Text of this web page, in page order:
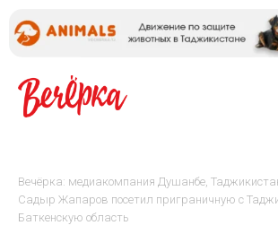
Вечёрка: медиакомпания Душанбе,
Садыр Жапаров посетил приграничную с
Баткенскую область